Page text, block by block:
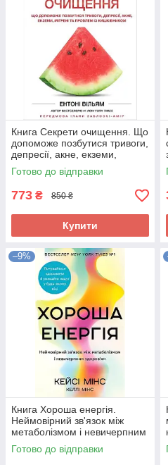
Книга Секрети очищення. Що
допоможе позбутися тривоги,
депресії, акне, екземи,
мігрені та проблем із
кишківником 285542
Готово до відправки
773 ₴ 850 ₴
Купити
–9%
Книга Хороша енергія.
Неймовірний зв'язок між
метаболізмом і невичерпним
здоров'ям 305507
Готово до відправки